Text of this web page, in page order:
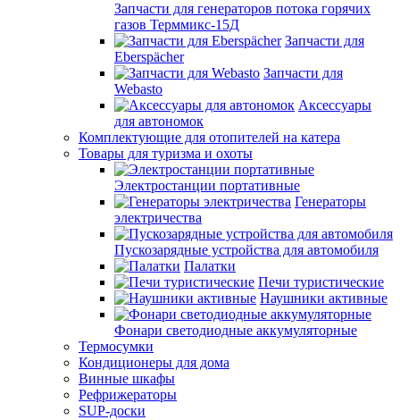
Запчасти для генераторов потока горячих
газов Терммикс-15Д
Запчасти для
Eberspächer
Запчасти для
Webasto
Аксессуары
для автономок
Комплектующие для отопителей на катера
Товары для туризма и охоты
Электростанции портативные
Генераторы
электричества
Пускозарядные устройства для автомобиля
Палатки
Печи туристические
Наушники активные
Фонари светодиодные аккумуляторные
Термосумки
Кондиционеры для дома
Винные шкафы
Рефрижераторы
SUP-доски